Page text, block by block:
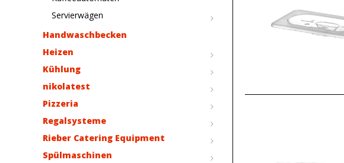
Servierwägen
Handwaschbecken
Heizen
Kühlung
nikolatest
Pizzeria
Regalsysteme
Rieber Catering Equipment
Spülmaschinen